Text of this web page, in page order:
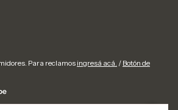
Para reclamos ingresá acá. / Botón de
en talles reales M al 3XL - 2026. Todos los